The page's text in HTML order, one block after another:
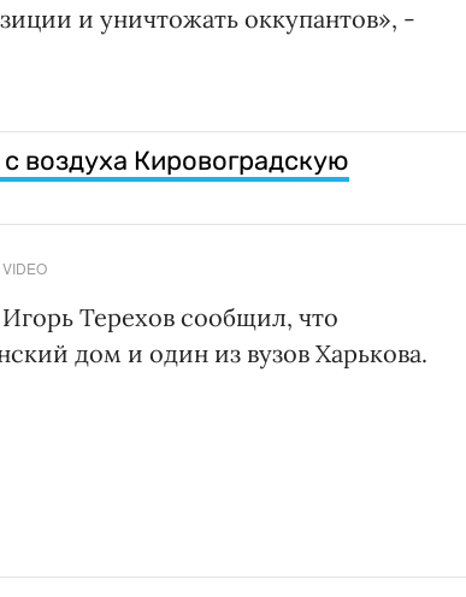
и уничтожать оккупантов», -
воздуха Кировоградскую
Терехов сообщил, что
дом и один из вузов Харькова.